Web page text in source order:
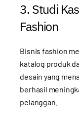
3. Studi
Fashion
Bisnis fashion
katalog produk
desain yang
berhasil
pelanggan.